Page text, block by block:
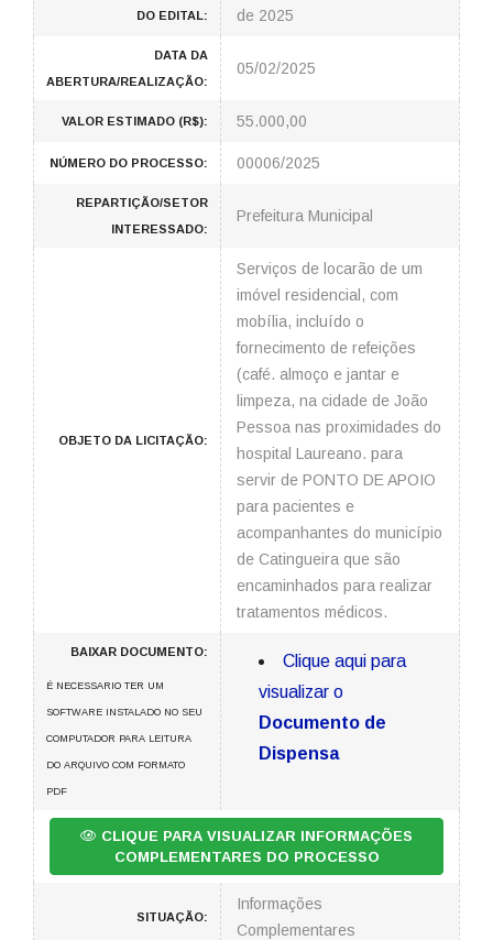
DO EDITAL:
de 2025
DATA DA
ABERTURA/REALIZAÇÃO:
05/02/2025
VALOR ESTIMADO (R$): 55.000,00
NÚMERO DO PROCESSO: 00006/2025
REPARTIÇÃO/SETOR
INTERESSADO:
Prefeitura Municipal
OBJETO DA LICITAÇÃO:
Serviços de locarão de um
imóvel residencial, com
mobília, incluído o
fornecimento de refeições
(café. almoço e jantar e
limpeza, na cidade de João
Pessoa nas proximidades do
hospital Laureano. para
servir de PONTO DE APOIO
para pacientes e
acompanhantes do município
de Catingueira que são
encaminhados para realizar
tratamentos médicos.
BAIXAR DOCUMENTO:
É NECESSARIO TER UM
SOFTWARE INSTALADO NO SEU
COMPUTADOR PARA LEITURA
DO ARQUIVO COM FORMATO
PDF
Clique aqui para
visualizar o
Documento de
Dispensa
CLIQUE PARA VISUALIZAR INFORMAÇÕES
COMPLEMENTARES DO PROCESSO
SITUAÇÃO:
Informações
Complementares